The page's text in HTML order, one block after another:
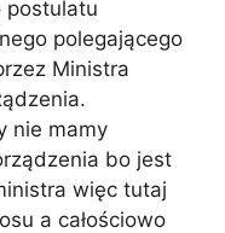
postulatu
polegającego
Ministra
nie mamy
bo jest
więc tutaj
a całościowo